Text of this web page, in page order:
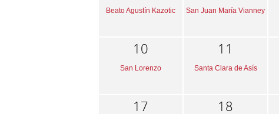
Beato Agustín Kazotic San Juan María Vianney
10
San Lorenzo
11
Santa Clara de Asís
17 18